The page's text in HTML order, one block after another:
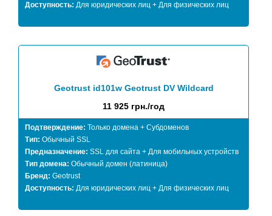
Доступность: Для юридических лиц + Для физических лиц
Geotrust id101w Geotrust DV Wildcard
11 925 грн./год
Подтверждение: Только домена + Субдоменов
Тип: Обычный SSL
Предназначение: SSL для сайта + Для мобильных устройств
Тип домена: Обычный домен (латиница)
Бренд: Geotrust
Доступность: Для юридических лиц + Для физических лиц